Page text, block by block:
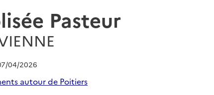
Pasteur
04/2026
autour de Poitiers